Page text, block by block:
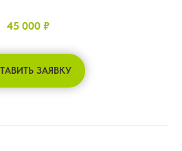
45 000 ₽
ЗАЯВКУ